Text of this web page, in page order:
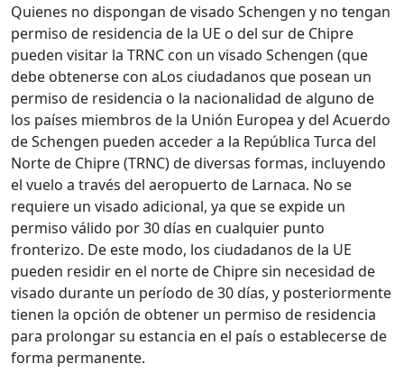
Quienes no dispongan de visado Schengen y no tengan
permiso de residencia de la UE o del sur de Chipre
pueden visitar la TRNC con un visado Schengen (que
debe obtenerse con aLos ciudadanos que posean un
permiso de residencia o la nacionalidad de alguno de
los países miembros de la Unión Europea y del Acuerdo
de Schengen pueden acceder a la República Turca del
Norte de Chipre (TRNC) de diversas formas, incluyendo
el vuelo a través del aeropuerto de Larnaca. No se
requiere un visado adicional, ya que se expide un
permiso válido por 30 días en cualquier punto
fronterizo. De este modo, los ciudadanos de la UE
pueden residir en el norte de Chipre sin necesidad de
visado durante un período de 30 días, y posteriormente
tienen la opción de obtener un permiso de residencia
para prolongar su estancia en el país o establecerse de
forma permanente.